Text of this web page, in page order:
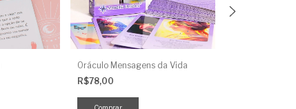
Oráculo Mensagens da Vida
R$78,00